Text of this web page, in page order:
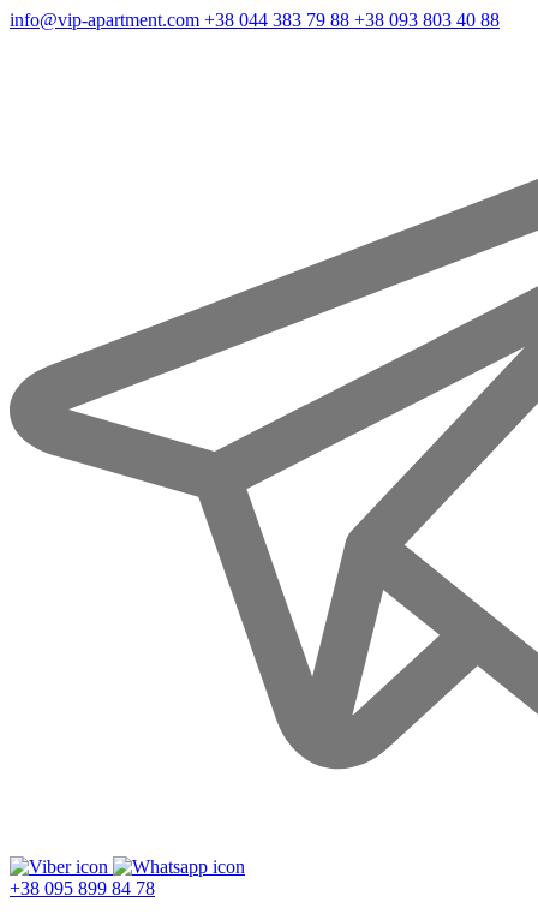
info@vip-apartment.com +38 044 383 79 88 +38 093 803 40 88
+38 095 899 84 78